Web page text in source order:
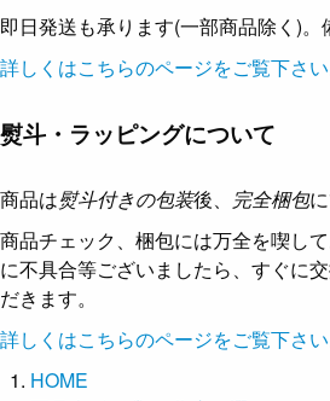
即日発送も承ります(一部商品除く)。
詳しくはこちらのページをご覧下さい
熨斗・ラッピングについて
商品は熨斗付きの包装後、 完全梱包
商品チェック、梱包には万全を喫し
に不具合等ございましたら、すぐに
だきます。
詳しくはこちらのページをご覧下さい
HOME